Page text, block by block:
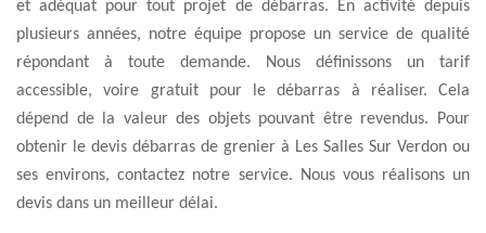
et adéquat pour tout projet de débarras. En activité depuis
plusieurs années, notre équipe propose un service de qualité
répondant à toute demande. Nous définissons un tarif
accessible, voire gratuit pour le débarras à réaliser. Cela
dépend de la valeur des objets pouvant être revendus. Pour
obtenir le devis débarras de grenier à Les Salles Sur Verdon ou
ses environs, contactez notre service. Nous vous réalisons un
devis dans un meilleur délai.